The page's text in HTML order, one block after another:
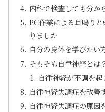
内科で検査しても分か
PC作業による耳鳴り
りました
自分の身体を学びたい
そもそも自律神経とは
自律神経が不調を起
自律神経失調症を改善
自律神経失調症の原因